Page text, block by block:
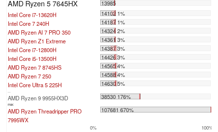
AMD Ryzen 5 7645HX
13985
Intel Core i7-13620H
14102 1%
Intel Core 7 240H
14187 1%
AMD Ryzen AI 7 PRO 350
14324 2%
AMD Ryzen Z1 Extreme
14361 3%
Intel Core i7-12800H
14387 3%
Intel Core i5-13500H
14426 3%
AMD Ryzen 7 8745HS
14565 4%
AMD Ryzen 7 250
14588 4%
Intel Core Ultra 5 225H
14630 5%
...
AMD Ryzen 9 9955HX3D 38530 176%
max:
AMD Ryzen Threadripper PRO
7995WX
107681 670%
0% 100%